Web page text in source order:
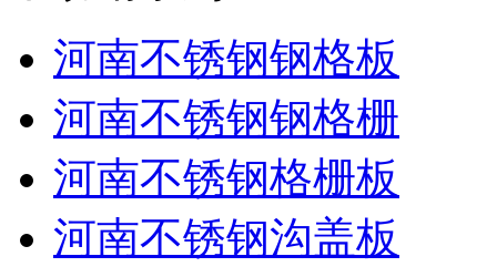
河南不锈钢钢格板
河南不锈钢钢格栅
河南不锈钢格栅板
河南不锈钢沟盖板